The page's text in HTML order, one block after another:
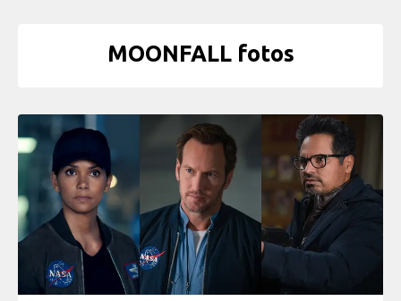
MOONFALL fotos